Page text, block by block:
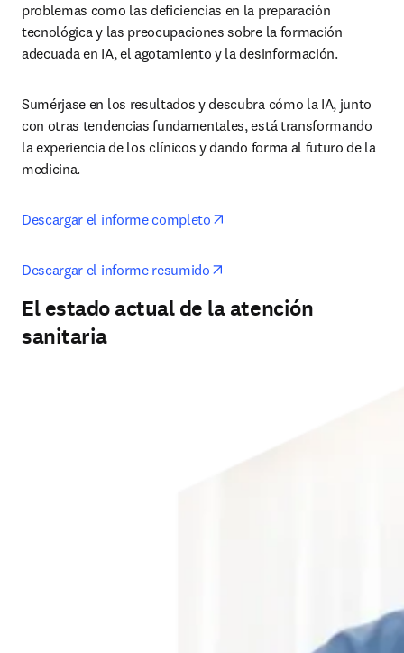
problemas como las deficiencias en la preparación
tecnológica y las preocupaciones sobre la formación
adecuada en IA, el agotamiento y la desinformación.
Sumérjase en los resultados y descubra cómo la IA, junto
con otras tendencias fundamentales, está transformando
la experiencia de los clínicos y dando forma al futuro de la
medicina.
Descargar el informe completo
Descargar el informe resumido
El estado actual de la atención
sanitaria